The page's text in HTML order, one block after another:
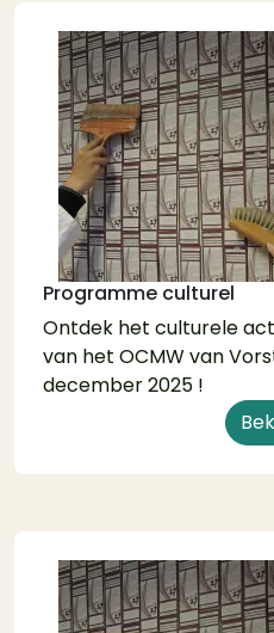
Programme culturel
Ontdek het culturele
van het OCMW van
december 2025 !